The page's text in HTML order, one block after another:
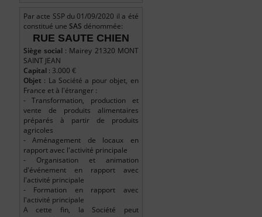
Par acte SSP du 01/09/2020 il a été
constitué une SAS dénommée:
RUE SAUTE CHIEN
Siège social: Mairey 21320 MONT
SAINT JEAN
Capital: 3.000 €
Objet : La Société a pour objet, en
France et à l'étranger :
- Transformation, production et
vente de produits alimentaires
préparés à partir de produits
agricoles
- Aménagement de locaux en
rapport avec l'activité principale
- Organisation et animation
d'événement en rapport avec
l'activité principale
- Formation en rapport avec
l'activité principale
A cette fin, la Société peut